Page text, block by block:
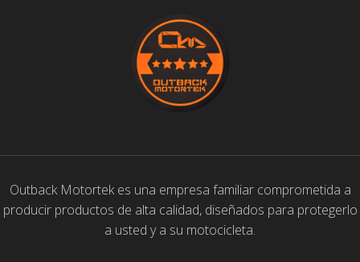
Outback Motortek es una empresa familiar comprometida a
producir productos de alta calidad, diseñados para protegerlo
a usted y a su motocicleta.